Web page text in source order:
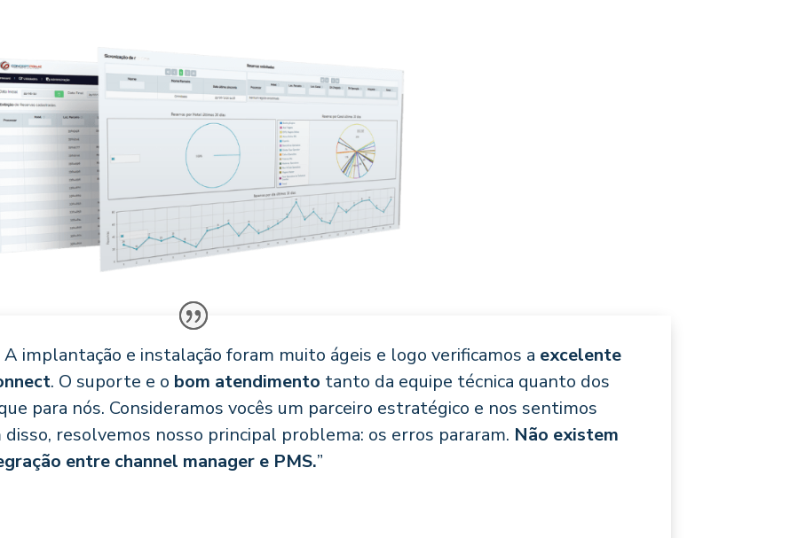
implantação e instalação foram muito ágeis e logo verificamos a excelente
. O suporte e o bom atendimento tanto da equipe técnica quanto dos
para nós. Consideramos vocês um parceiro estratégico e nos sentimos
resolvemos nosso principal problema: os erros pararam. Não existem
entre channel manager e PMS.”